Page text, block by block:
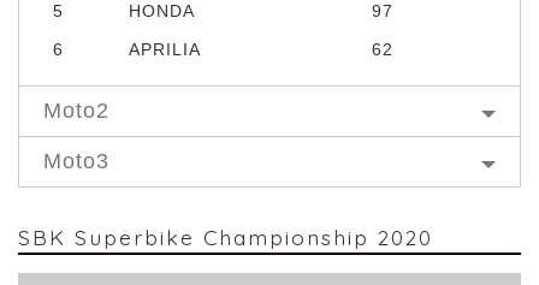
5
HONDA
97
6
APRILIA 62
Moto2
Moto3
SBK Superbike Championship 2020